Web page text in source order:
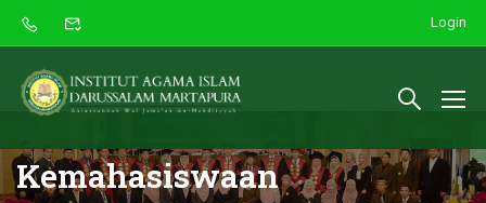
Login
Kemahasiswaan